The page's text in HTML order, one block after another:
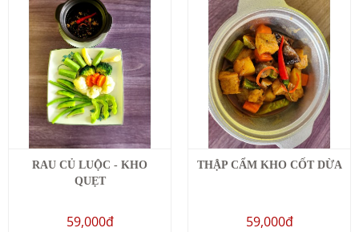
RAU CỦ LUỘC - KHO
QUẸT
59,000đ
THẬP CẨM KHO CỐT DỪA
59,000đ